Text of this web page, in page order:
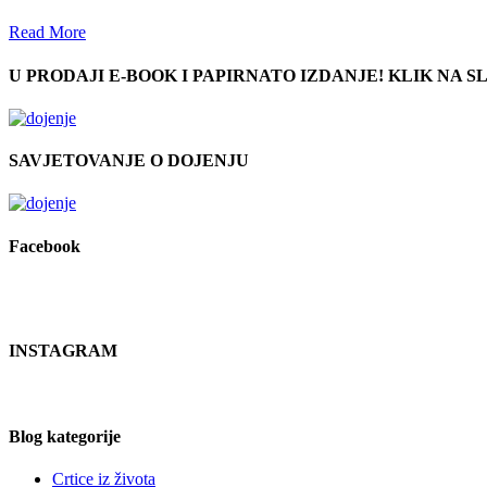
Read More
U PRODAJI E-BOOK I PAPIRNATO IZDANJE! KLIK NA
SAVJETOVANJE O DOJENJU
Facebook
INSTAGRAM
Blog kategorije
Crtice iz života